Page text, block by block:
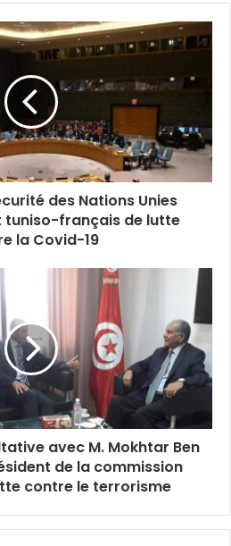
23 juillet 2020à 13.00H,
fonds et avoirs de
, Associés au terrorisme.
mise à jour et rendue
(Cliquez ici).
des Nations Unies
tuniso-français de lutte
la Covid-19
avec M. Mokhtar Ben
de la commission
contre le terrorisme